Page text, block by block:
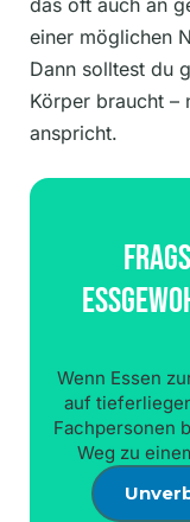
das oft auch an
einer möglichen
Dann solltest du
Körper braucht –
anspricht.
Wenn Essen
auf
Fachpersonen
Weg zu